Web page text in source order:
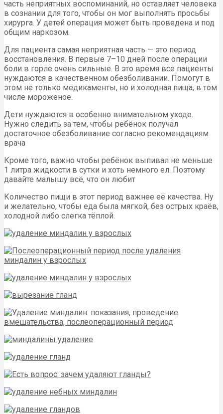
часть неприятных воспоминаний, но оставляет человека
в сознании для того, чтобы он мог выполнять просьбы
хирурга. У детей операция может быть проведена и под
общим наркозом.
Для пациента самая неприятная часть — это период
восстановления. В первые 7–10 дней после операции
боли в горле очень сильные. В это время все пациенты
нуждаются в качественном обезболивании. Помогут в
этом не только медикаменты, но и холодная пища, в том
числе мороженое.
Дети нуждаются в особенно внимательном уходе.
Нужно следить за тем, чтобы ребёнок получал
достаточное обезболивание согласно рекомендациям
врача
Кроме того, важно чтобы ребёнок выпивал не меньше
1 литра жидкости в сутки и хоть немного ел. Поэтому
давайте малышу всё, что он любит
Количество пищи в этот период важнее её качества. Ну
и желательно, чтобы еда была мягкой, без острых краёв,
холодной либо слегка тёплой.